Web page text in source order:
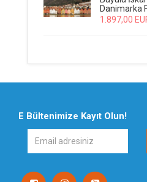
Danimarka
1.897,00
E Bültenimize Kayıt Olun!